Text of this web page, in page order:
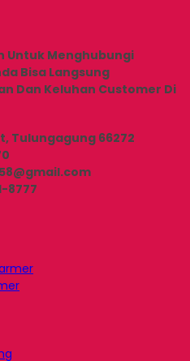
Untuk Menghubungi
Bisa Langsung
Dan Keluhan Customer Di
Tulungagung 66272
8777